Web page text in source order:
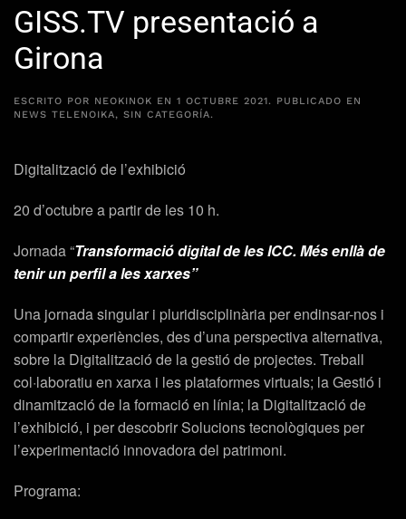
GISS.TV presentació a
Girona
ESCRITO POR NEOKINOK EN 1 OCTUBRE 2021. PUBLICADO EN
NEWS TELENOIKA, SIN CATEGORÍA.
Digitalització de l’exhibició
20 d’octubre a partir de les 10 h.
Jornada “Transformació digital de les ICC. Més enllà de
tenir un perfil a les xarxes”
Una jornada singular i pluridisciplinària per endinsar-nos i
compartir experiències, des d’una perspectiva alternativa,
sobre la Digitalització de la gestió de projectes. Treball
col·laboratiu en xarxa i les plataformes virtuals; la Gestió i
dinamització de la formació en línia; la Digitalització de
l’exhibició, i per descobrir Solucions tecnològiques per
l’experimentació innovadora del patrimoni.
Programa: